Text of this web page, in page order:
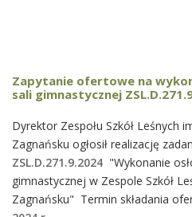
Zapytanie ofertowe na
sali gimnastycznej
Dyrektor Zespołu Szkół Leśnych
Zagnańsku ogłosił realizację
ZSL.D.271.9.2024 "Wykonanie
gimnastycznej w Zespole Szkół
Zagnańsku" Termin składania